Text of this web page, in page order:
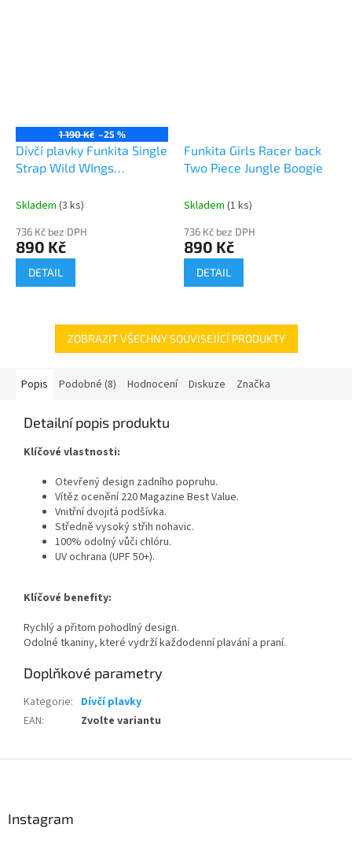
1 190 Kč –25 %
Dívčí plavky Funkita Single
Strap Wild WIngs
Skladem (3 ks)
736 Kč bez DPH
890 Kč
DETAIL
Funkita Girls Racer back
Two Piece Jungle Boogie
Skladem (1 ks)
736 Kč bez DPH
890 Kč
DETAIL
ZOBRAZIT VŠECHNY SOUVISEJÍCÍ PRODUKTY
Popis Podobné (8) Hodnocení Diskuze Značka
Detailní popis produktu
Klíčové vlastnosti:
Otevřený design zadního popruhu.
Vítěz ocenění 220 Magazine Best Value.
Vnitřní dvojitá podšívka.
Středně vysoký střih nohavic.
100% odolný vůči chlóru.
UV ochrana (UPF 50+).
Klíčové benefity:
Rychlý a přitom pohodlný design.
Odolné tkaniny, které vydrží každodenní plavání a praní.
Doplňkové parametry
Kategorie: Dívčí plavky
EAN: Zvolte variantu
Instagram
Powered by chaterimo